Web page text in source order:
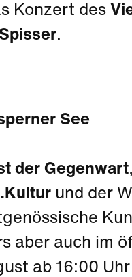
Konzert des
.
See
der Gegenwart
und der
aber auch im
ab 16:00